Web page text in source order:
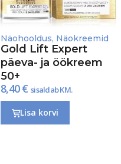
Näohooldus, Näokreemid
Gold Lift Expert
päeva- ja öökreem
50+
8,40€ sisaldab KM.
Lisa korvi